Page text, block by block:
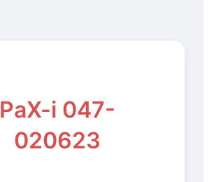
PaX-i 047-
020623